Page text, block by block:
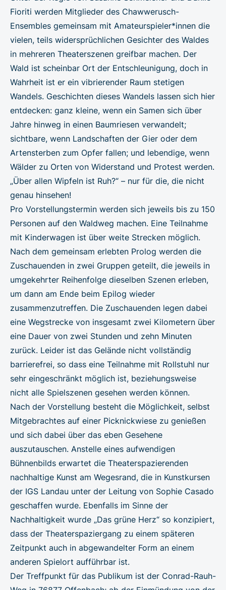
Fioriti werden Mitglieder des Chawwerusch-
Ensembles gemeinsam mit Amateurspieler*innen die
vielen, teils widersprüchlichen Gesichter des Waldes
in mehreren Theaterszenen greifbar machen. Der
Wald ist scheinbar Ort der Entschleunigung, doch in
Wahrheit ist er ein vibrierender Raum stetigen
Wandels. Geschichten dieses Wandels lassen sich hier
entdecken: ganz kleine, wenn ein Samen sich über
Jahre hinweg in einen Baumriesen verwandelt;
sichtbare, wenn Landschaften der Gier oder dem
Artensterben zum Opfer fallen; und lebendige, wenn
Wälder zu Orten von Widerstand und Protest werden.
„Über allen Wipfeln ist Ruh?“ – nur für die, die nicht
genau hinsehen!
Pro Vorstellungstermin werden sich jeweils bis zu 150
Personen auf den Waldweg machen. Eine Teilnahme
mit Kinderwagen ist über weite Strecken möglich.
Nach dem gemeinsam erlebten Prolog werden die
Zuschauenden in zwei Gruppen geteilt, die jeweils in
umgekehrter Reihenfolge dieselben Szenen erleben,
um dann am Ende beim Epilog wieder
zusammenzutreffen. Die Zuschauenden legen dabei
eine Wegstrecke von insgesamt zwei Kilometern über
eine Dauer von zwei Stunden und zehn Minuten
zurück. Leider ist das Gelände nicht vollständig
barrierefrei, so dass eine Teilnahme mit Rollstuhl nur
sehr eingeschränkt möglich ist, beziehungsweise
nicht alle Spielszenen gesehen werden können.
Nach der Vorstellung besteht die Möglichkeit, selbst
Mitgebrachtes auf einer Picknickwiese zu genießen
und sich dabei über das eben Gesehene
auszutauschen. Anstelle eines aufwendigen
Bühnenbilds erwartet die Theaterspazierenden
nachhaltige Kunst am Wegesrand, die in Kunstkursen
der IGS Landau unter der Leitung von Sophie Casado
geschaffen wurde. Ebenfalls im Sinne der
Nachhaltigkeit wurde „Das grüne Herz“ so konzipiert,
dass der Theaterspaziergang zu einem späteren
Zeitpunkt auch in abgewandelter Form an einem
anderen Spielort aufführbar ist.
Der Treffpunkt für das Publikum ist der Conrad-Rauh-